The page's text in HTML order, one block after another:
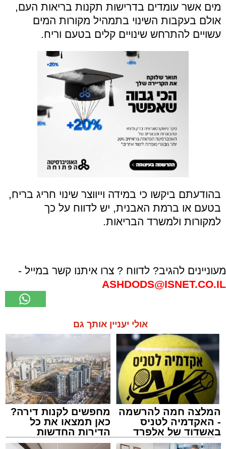
מים אשר עומדים בדרישות תקנות בריאות העם,
אולם בעקבות השינוי בתמהיל מקורות המים
עשויים להתרחש שינויים קלים בטעם וריח.
בהודעתם ביקשו כי במידה וייווצר שינוי חריג בריח,
בטעם או ברמת האבנית, יש לדווח על כך
למקורות ולמשרד הבריאות.
מעוניינים להגיב? לדווח ? צרו איתנו קשר במייל -
ASHDODS@ISNET.CO.IL
אולי יעניין אותך גם
המלצה חמה להרשמה
- האקדמיה לטניס
באשדוד של אלפרד
קריאולנסקי - לילדים
מחפשים לקנות דירה?
כאן תמצאו את כל
הדירות החדשות
למכירה באשדוד >>>